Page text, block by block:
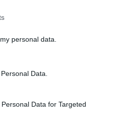
personal data.
Data.
Data for Targeted
to the world's largest news
frontpage cover of each